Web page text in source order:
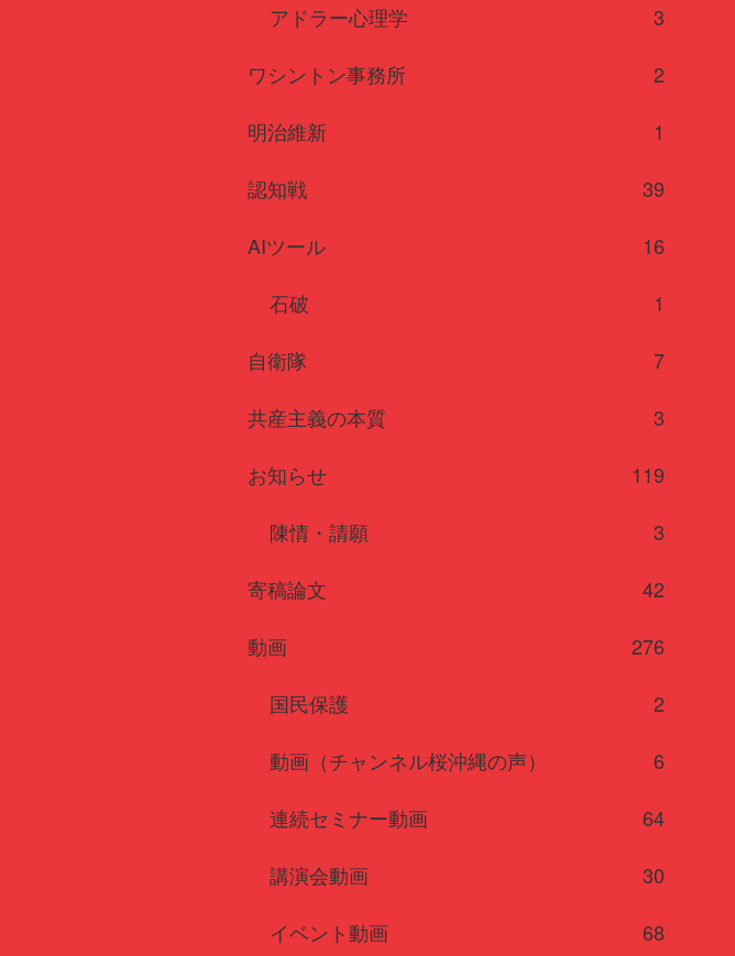
アドラー心理学
3
ワシントン事務所
2
明治維新
1
認知戦
39
AIツール
16
石破
1
自衛隊
7
共産主義の本質
3
お知らせ
119
陳情・請願
3
寄稿論文
42
動画
276
国民保護
2
動画（チャンネル桜沖縄の声）
6
連続セミナー動画
64
講演会動画
30
イベント動画
68